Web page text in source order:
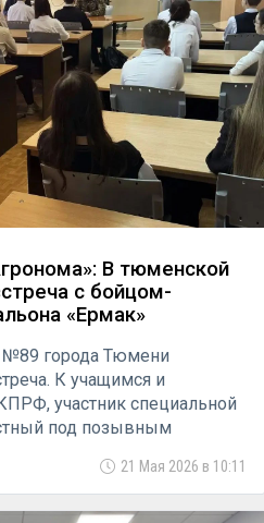
В тюменской
с бойцом-
«Ермак»
№89 города Тюмени
К учащимся и
участник специальной
под позывным
КПРФ Дмитрий
21 Мая 2026 в 10:11